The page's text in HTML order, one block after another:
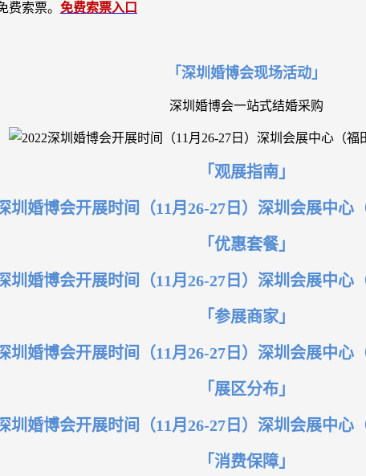
费索票。 免费索票入口
「深圳婚博会现场活动」
深圳婚博会一站式结婚采购
「观展指南」
「优惠套餐」
「参展商家」
「展区分布」
「消费保障」